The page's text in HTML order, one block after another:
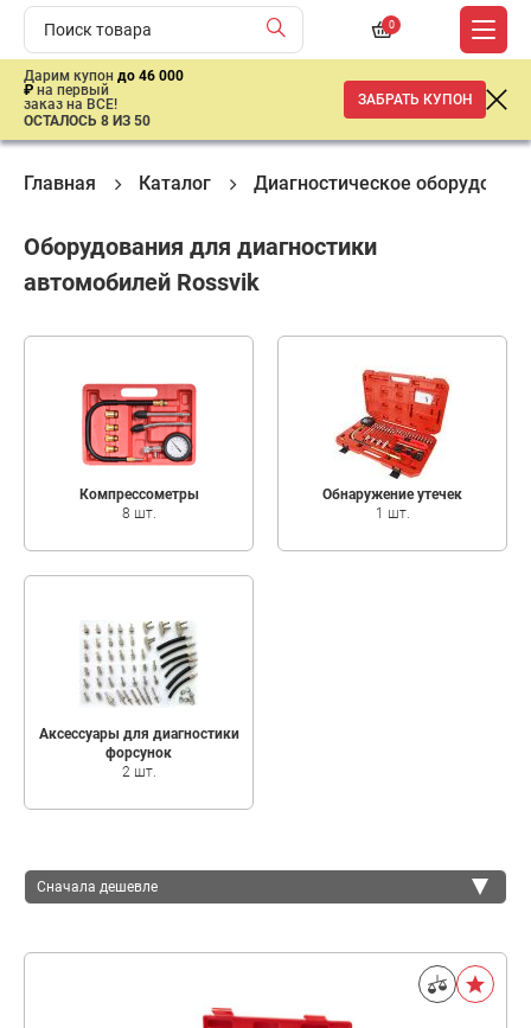
0
Дарим купон до 46 000
₽ на первый
заказ на ВСЕ!
ОСТАЛОСЬ 8 ИЗ 50
ЗАБРАТЬ КУПОН
Главная Каталог Диагностическое
Оборудования для диагностики
автомобилей Rossvik
Компрессометры
8 шт.
Обнаружение утечек
1 шт.
Аксессуары для диагностики
форсунок
2 шт.
Сначала дешевле